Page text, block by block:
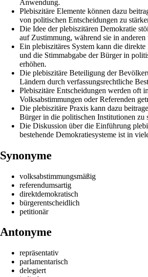
Anwendung.
Plebiszitäre Elemente können dazu
von politischen Entscheidungen zu
Die Idee der plebiszitären Demokratie
auf Zustimmung, während sie in anderen
Ein plebiszitäres System kann die
und die Stimmabgabe der Bürger in
erhöhen.
Die plebiszitäre Beteiligung der
Ländern durch verfassungsrechtliche
Plebiszitäre Entscheidungen werden oft
Volksabstimmungen oder Referenden
Die plebiszitäre Praxis kann dazu
Bürger in die politischen Institutionen zu
Die Diskussion über die Einführung
bestehende Demokratiesysteme ist in
Synonyme
volksabstimmungsmäßig
referendumsartig
direktdemokratisch
bürgerentscheidlich
petitionär
Antonyme
repräsentativ
parlamentarisch
delegiert